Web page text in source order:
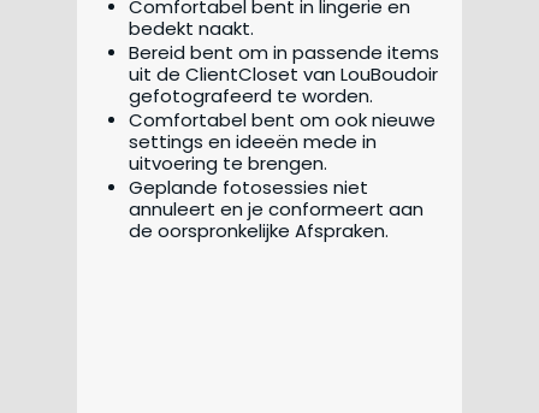
Comfortabel bent in lingerie en
bedekt naakt.
Bereid bent om in passende items
uit de ClientCloset van LouBoudoir
gefotografeerd te worden.
Comfortabel bent om ook nieuwe
settings en ideeën mede in
uitvoering te brengen.
Geplande fotosessies niet
annuleert en je conformeert aan
de oorspronkelijke Afspraken.